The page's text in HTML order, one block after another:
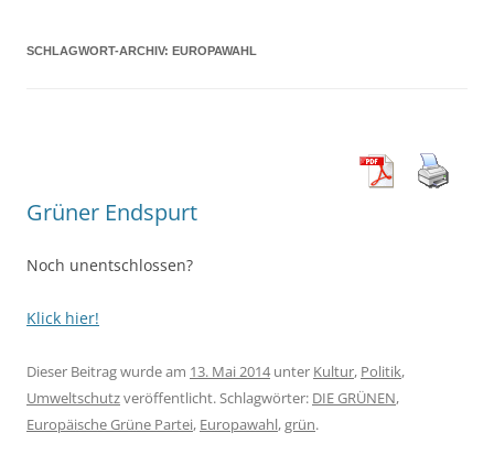
SCHLAGWORT-ARCHIV: EUROPAWAHL
Grüner Endspurt
Noch unentschlossen?
Klick hier!
Dieser Beitrag wurde am 13. Mai 2014unter Kultur, Politik,
Umweltschutzveröffentlicht. Schlagwörter: DIE GRÜNEN,
Europäische Grüne Partei, Europawahl,grün.